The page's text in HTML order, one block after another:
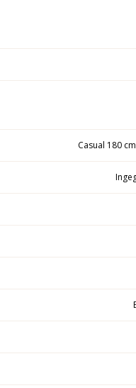
Casual 180